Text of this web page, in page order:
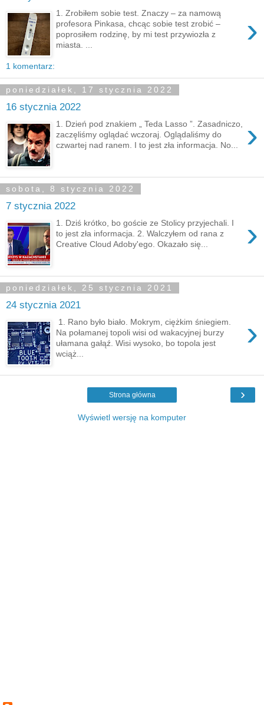
›
1. Zrobiłem sobie test. Znaczy – za namową
profesora Pinkasa, chcąc sobie test zrobić –
poprosiłem rodzinę, by mi test przywiozła z
miasta. ...
1 komentarz:
poniedziałek, 17 stycznia 2022
16 stycznia 2022
›
1. Dzień pod znakiem „ Teda Lasso ”. Zasadniczo,
zaczęliśmy oglądać wczoraj. Oglądaliśmy do
czwartej nad ranem. I to jest zła informacja. No...
sobota, 8 stycznia 2022
7 stycznia 2022
›
1. Dziś krótko, bo goście ze Stolicy przyjechali. I
to jest zła informacja. 2. Walczyłem od rana z
Creative Cloud Adoby'ego. Okazało się...
poniedziałek, 25 stycznia 2021
24 stycznia 2021
›
1. Rano było biało. Mokrym, ciężkim śniegiem.
Na połamanej topoli wisi od wakacyjnej burzy
ułamana gałąź. Wisi wysoko, bo topola jest
wciąż...
›
Strona główna
Wyświetl wersję na komputer